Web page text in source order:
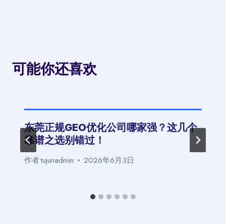
可能你还喜欢
东莞正规GEO优化公司哪家强？这几个
靠谱之选别错过！
作者tujunadmin 2026年6月3日